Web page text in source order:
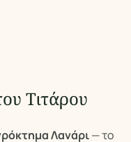
Τιτάρου
Λανάρι— το